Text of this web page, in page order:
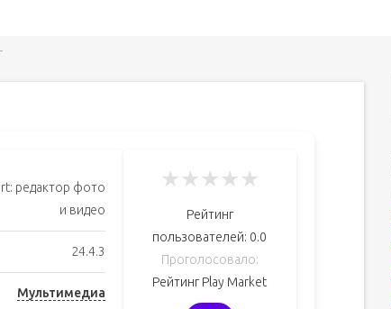
редактор фото
и видео
24.4.3
Мультимедиа
★★★★★
Рейтинг
пользователей: 0.0
Проголосовало:
Рейтинг Play Market